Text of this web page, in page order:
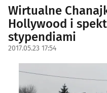
Wirtualne
Hollywood i
stypendiami
2017.05.23 17:54